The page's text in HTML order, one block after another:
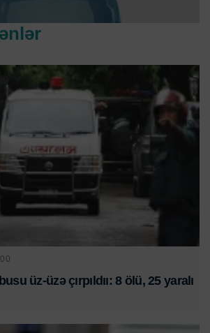
üz-üzə çırpıldıı: 8 ölü, 25 yaralı